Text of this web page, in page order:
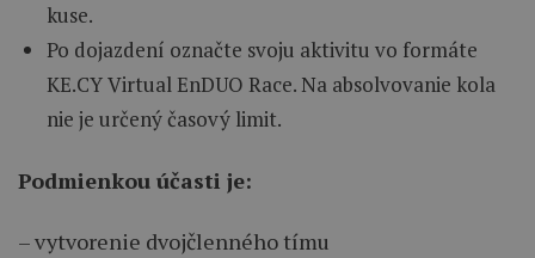
kuse.
Po dojazdení označte svoju aktivitu vo formáte
KE.CY Virtual EnDUO Race. Na absolvovanie kola
nie je určený časový limit.
Podmienkou účasti je:
– vytvorenie dvojčlenného tímu